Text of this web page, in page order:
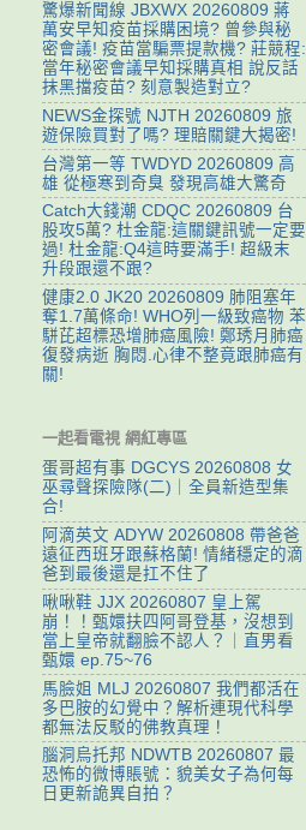
驚爆新聞線 JBXWX 20260809 蔣
萬安早知疫苗採購困境? 曾參與秘
密會議! 疫苗當騙票提款機? 莊競程:
當年秘密會議早知採購真相 說反話
抹黑擋疫苗? 刻意製造對立?
NEWS金探號 NJTH 20260809 旅
遊保險買對了嗎? 理賠關鍵大揭密!
台灣第一等 TWDYD 20260809 高
雄 從極寒到奇臭 發現高雄大驚奇
Catch大錢潮 CDQC 20260809 台
股攻5萬? 杜金龍:這關鍵訊號一定要
過! 杜金龍:Q4這時要滿手! 超級末
升段跟還不跟?
健康2.0 JK20 20260809 肺阻塞年
奪1.7萬條命! WHO列一級致癌物 苯
駢芘超標恐增肺癌風險! 鄭琇月肺癌
復發病逝 胸悶.心律不整竟跟肺癌有
關!
一起看電視 網紅專區
蛋哥超有事 DGCYS 20260808 女
巫尋聲探險隊(二)｜全員新造型集
合!
阿滴英文 ADYW 20260808 帶爸爸
遠征西班牙跟蘇格蘭! 情緒穩定的滴
爸到最後還是扛不住了
啾啾鞋 JJX 20260807 皇上駕
崩！！甄嬛扶四阿哥登基，沒想到
當上皇帝就翻臉不認人？｜直男看
甄嬛 ep.75~76
馬臉姐 MLJ 20260807 我們都活在
多巴胺的幻覺中？解析連現代科學
都無法反駁的佛教真理！
腦洞烏托邦 NDWTB 20260807 最
恐怖的微博賬號：貌美女子為何每
日更新詭異自拍？